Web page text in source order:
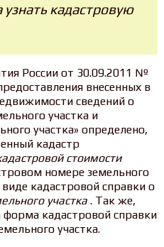
узнать кадастровую
России от 30.09.2011 №
внесенных в
сведений о
участка и
участка» определено,
кадастр
стоимости
номере земельного
кадастровой справки о
участка. Так же,
кадастровой справки
участка.